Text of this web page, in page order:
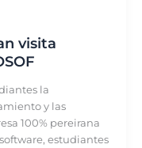
visita
la
y las
100% pereirana
estudiantes